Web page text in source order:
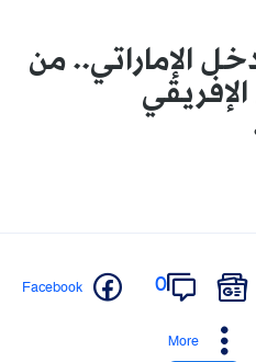
الإماراتي.. من
0
Facebook
More